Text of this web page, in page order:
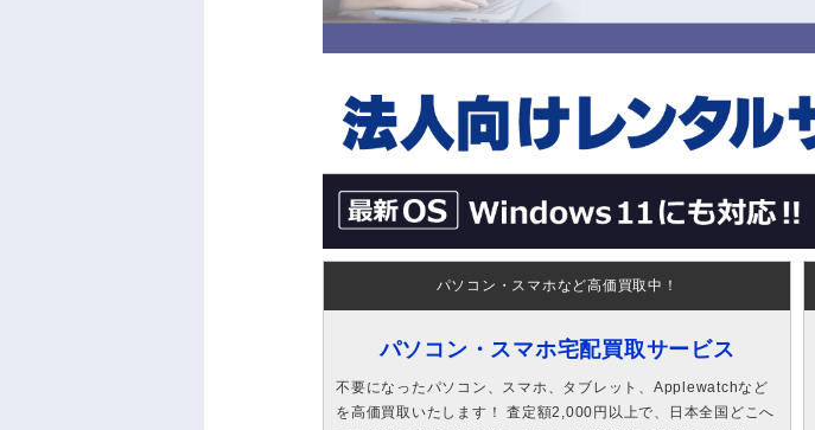
パソコン・スマホなど高価買取中！
パソコン・スマホ宅配買取サービス
不要になったパソコン、スマホ、タブレット、Applewatchなど
を高価買取いたします！ 査定額2,000円以上で、日本全国どこへ